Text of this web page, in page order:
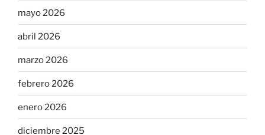
mayo 2026
abril 2026
marzo 2026
febrero 2026
enero 2026
diciembre 2025